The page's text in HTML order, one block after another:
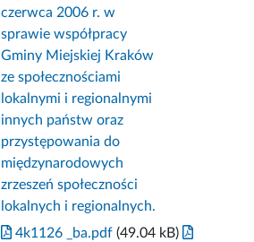
czerwca 2006 r. w
sprawie współpracy
Gminy Miejskiej Kraków
ze społecznościami
lokalnymi i regionalnymi
innych państw oraz
przystępowania do
międzynarodowych
zrzeszeń społeczności
lokalnych i regionalnych.
4k1126 _ba.pdf (49.04 kB)